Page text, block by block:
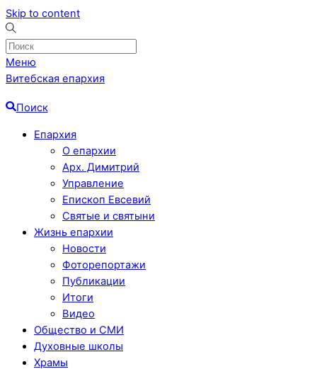
Skip to content
Меню
Витебская епархия
Поиск
Епархия
О епархии
Арх. Димитрий
Управление
Епископ Евсевий
Святые и святыни
Жизнь епархии
Новости
Фоторепортажи
Публикации
Итоги
Видео
Общество и СМИ
Духовные школы
Храмы